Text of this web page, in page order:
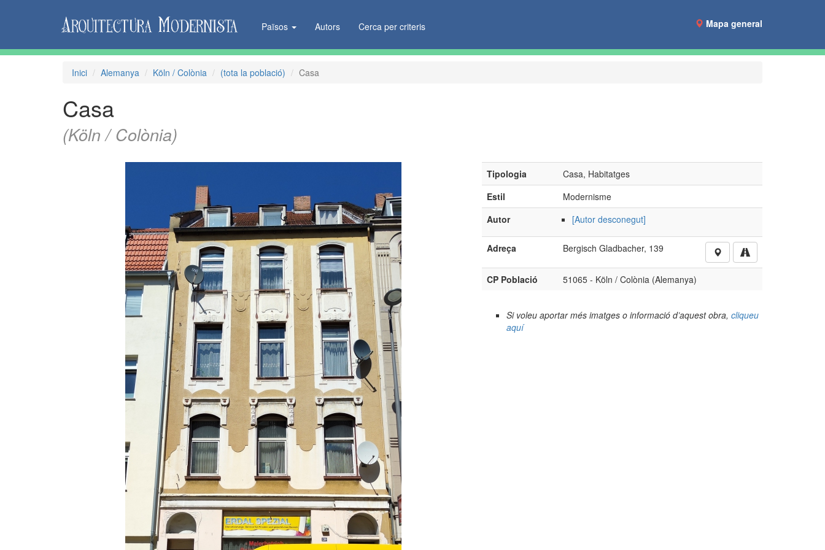
Països Autors Cerca per criteris Mapa general
Inici Alemanya Köln / Colònia (tota la població) Casa
Casa
(Köln / Colònia)
Tipologia
Casa, Habitatges
Estil
Modernisme
Autor
[Autor desconegut]
Adreça Bergisch Gladbacher, 139
CP Població 51065 - Köln / Colònia (Alemanya)
Si voleu aportar més imatges o informació d’aquest obra, cliqueu
aquí